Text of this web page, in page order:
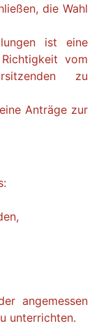
die Wahl
ist eine
vom
zu
Anträge zur
angemessen
unterrichten.